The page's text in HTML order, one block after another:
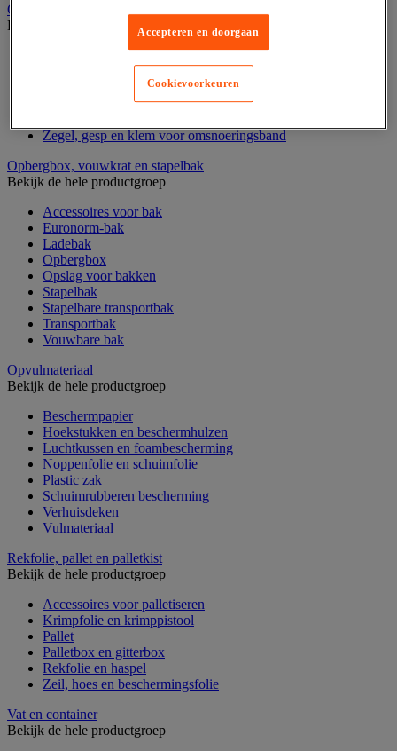
Omsnoeren
Bekijk de hele productgroep
Accessoires voor omsnoeren
Omsnoeringsband
Omsnoeringsbandhaspel
Omsnoeringsgereedschap
Zegel, gesp en klem voor omsnoeringsband
Opbergbox, vouwkrat en stapelbak
Bekijk de hele productgroep
Accessoires voor bak
Euronorm-bak
Ladebak
Opbergbox
Opslag voor bakken
Stapelbak
Stapelbare transportbak
Transportbak
Vouwbare bak
Opvulmateriaal
Bekijk de hele productgroep
Beschermpapier
Hoekstukken en beschermhulzen
Luchtkussen en foambescherming
Noppenfolie en schuimfolie
Plastic zak
Schuimrubberen bescherming
Verhuisdeken
Vulmateriaal
Rekfolie, pallet en palletkist
Bekijk de hele productgroep
Accessoires voor palletiseren
Krimpfolie en krimppistool
Pallet
Palletbox en gitterbox
Rekfolie en haspel
Zeil, hoes en beschermingsfolie
Vat en container
Bekijk de hele productgroep
Accepteren en doorgaan
Cookievoorkeuren